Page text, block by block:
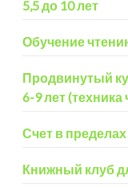
5,5 до 10 лет
Обучение
Продвинутый
6-9 лет (техника
Счет в
Книжный клуб